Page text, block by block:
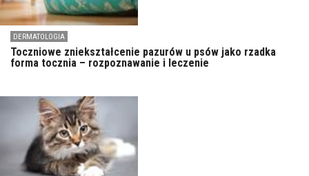
DERMATOLOGIA
Toczniowe zniekształcenie pazurów u psów jako rzadka
forma tocznia – rozpoznawanie i leczenie